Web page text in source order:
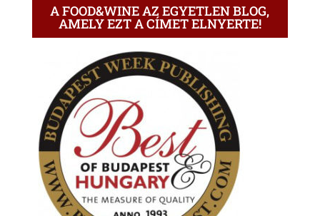
A FOOD&WINE AZ EGYETLEN BLOG,
AMELY EZT A CÍMET ELNYERTE!